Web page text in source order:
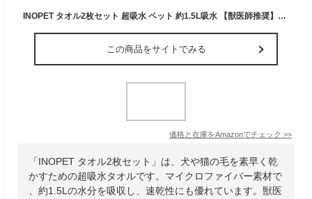
INOPET タオル2枚セット 超吸水 ペット 約1.5L吸水 【獣医師推奨】速乾タオル 犬 猫 手袋 マイクロファイバー ドライタオル 吸水速乾 厚手 ループ付き IP-IT
この商品をサイトでみる
価格と在庫をAmazonでチェック >>
「INOPET タオル2枚セット」は、犬や猫の毛を素早く乾
かすための超吸水タオルです。マイクロファイバー素材で
、約1.5Lの水分を吸収し、速乾性にも優れています。獣医